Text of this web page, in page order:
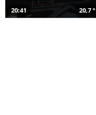
20:41 20,7